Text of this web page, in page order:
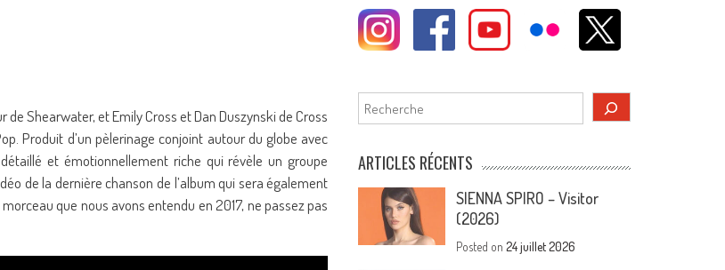
Shearwater, et Emily Cross et Dan Duszynski de Cross
Produit d’un pèlerinage conjoint autour du globe avec
et émotionnellement riche qui révèle un groupe
de la dernière chanson de l’album qui sera également
que nous avons entendu en 2017, ne passez pas
Rechercher
ARTICLES RÉCENTS
SIENNA SPIRO – Visitor
(2026)
Posted on24 juillet 2026